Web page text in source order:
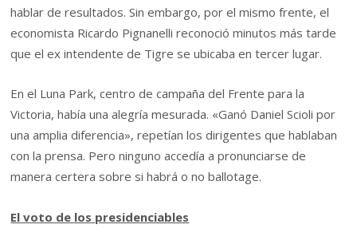
hablar de resultados. Sin embargo, por el mismo frente, el
economista Ricardo Pignanelli reconoció minutos más tarde
que el ex intendente de Tigre se ubicaba en tercer lugar.
En el Luna Park, centro de campaña del Frente para la
Victoria, había una alegría mesurada. «Ganó Daniel Scioli por
una amplia diferencia», repetían los dirigentes que hablaban
con la prensa. Pero ninguno accedía a pronunciarse de
manera certera sobre si habrá o no ballotage.
El voto de los presidenciables